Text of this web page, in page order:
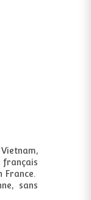
Vietnam,
français
sans